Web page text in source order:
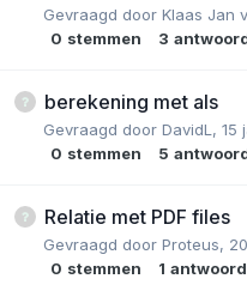
Gevraagd door Klaas Jan
0 stemmen 3
berekening met als
Gevraagd door DavidL , 15
0 stemmen 5
Relatie met PDF files
Gevraagd door Proteus,
0 stemmen 1 antwoord